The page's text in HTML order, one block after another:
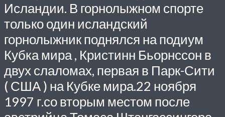
Исландии. В горнолыжном спорте
только один исландский
горнолыжник поднялся на подиум
Кубка мира , Кристинн Бьорнссон в
двух слаломах, первая в Парк-Сити
( США ) на Кубке мира.22 ноября
1997 г.со вторым местом после